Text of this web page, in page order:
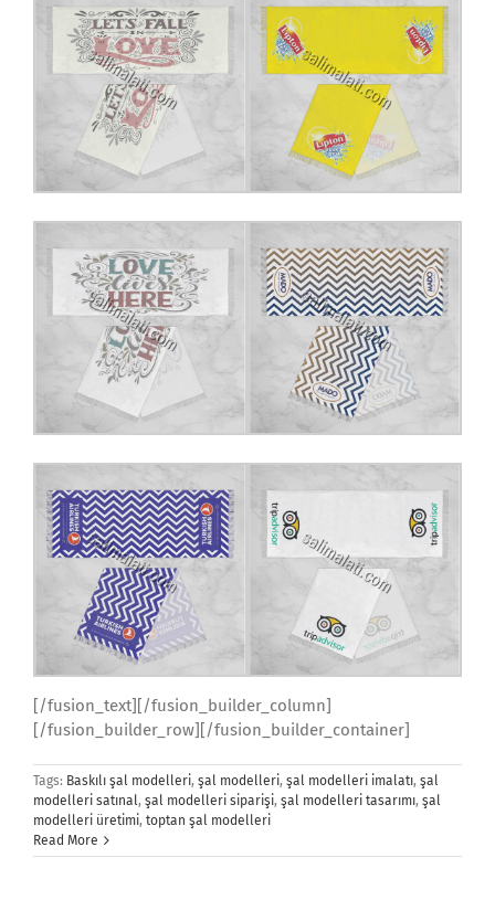
[/fusion_text][/fusion_builder_column]
[/fusion_builder_row][/fusion_builder_container]
Tags: Baskılı şal modelleri, şal modelleri, şal modelleri imalatı, şal
modelleri satınal, şal modelleri siparişi, şal modelleri tasarımı, şal
modelleri üretimi, toptan şal modelleri
Read More